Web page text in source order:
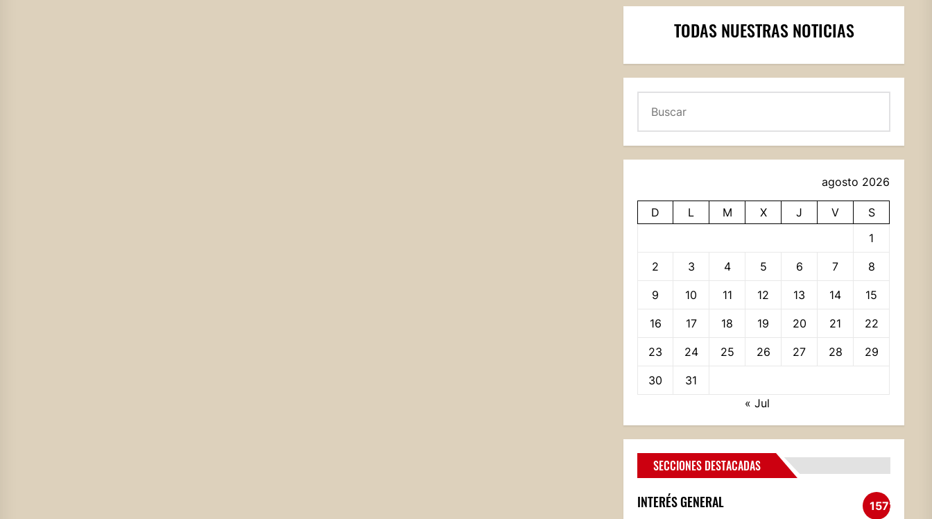
TODAS NUESTRAS NOTICIAS
agosto 2026
D L M X J V
S
1
2 3 4 5 6 7 8
9 10 11 12 13 14 15
16 17 18 19 20 21 22
23 24 25 26 27 28 29
30
31
« Jul
SECCIONES DESTACADAS
INTERÉS GENERAL 1572